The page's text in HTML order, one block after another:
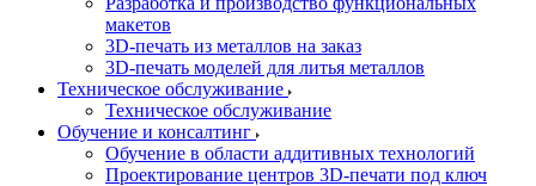
макетов
3D-печать из металлов на заказ
3D-печать моделей для литья металлов
Техническое обслуживание
Техническое обслуживание
Обучение и консалтинг
Обучение в области аддитивных технологий
Проектирование центров 3D-печати под ключ